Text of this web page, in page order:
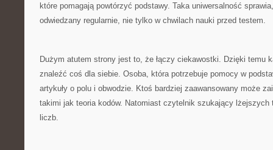
które pomagają powtórzyć podstawy. Taka uniwersalność
odwiedzany regularnie, nie tylko w chwilach nauki przed testem.
Dużym atutem strony jest to, że łączy ciekawostki. Dzięki temu
znaleźć coś dla siebie. Osoba, która potrzebuje pomocy w
artykuły o polu i obwodzie. Ktoś bardziej zaawansowany może
takimi jak teoria kodów. Natomiast czytelnik szukający lżejszych
liczb.